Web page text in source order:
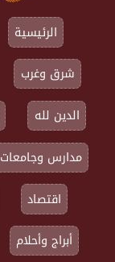
الرئيسية
شرق وغرب
الدين لله
مدارس وجامعات
اقتصاد
أبراج وأحلام